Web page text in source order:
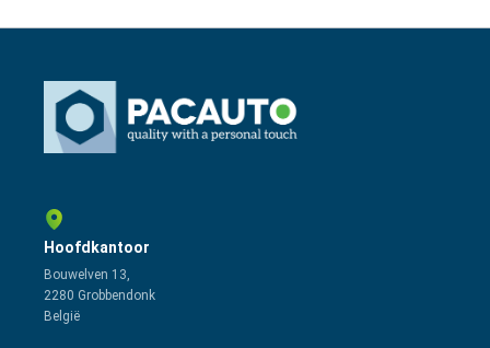
Hoofdkantoor
Bouwelven 13,
2280 Grobbendonk
België